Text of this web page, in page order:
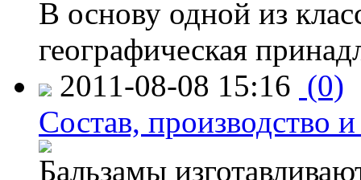
В основу одной из
географическая
2011-08-08 15:16 (0)
Состав, производство
Бальзамы